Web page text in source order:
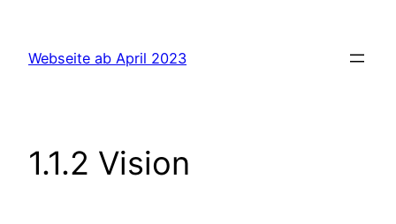
springen
Webseite ab April 2023
1.1.2 Vision